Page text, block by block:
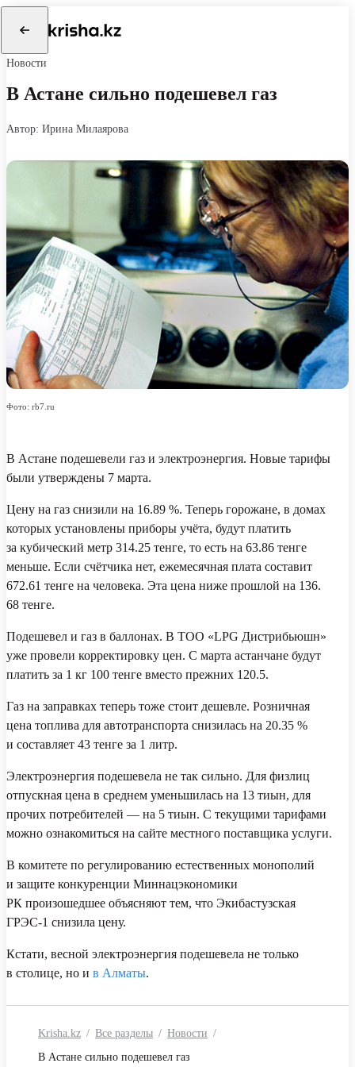
Новости
В Астане сильно подешевел газ
автор: Ирина Милаярова
Фото: rb7.ru
В Астане подешевели газ и электроэнергия. Новые тарифы
были утверждены 7 марта.
Цену на газ снизили на 16.89 %. Теперь горожане, в домах
которых установлены приборы учёта, будут платить
за кубический метр 314.25 тенге, то есть на 63.86 тенге
меньше. Если счётчика нет, ежемесячная плата составит
672.61 тенге на человека. Эта цена ниже прошлой на 136.
68 тенге.
Подешевел и газ в баллонах. В ТОО «LPG Дистрибьюшн»
уже провели корректировку цен. С марта астанчане будут
платить за 1 кг 100 тенге вместо прежних 120.5.
Газ на заправках теперь тоже стоит дешевле. Розничная
цена топлива для автотранспорта снизилась на 20.35 %
и составляет 43 тенге за 1 литр.
Электроэнергия подешевела не так сильно. Для физлиц
отпускная цена в среднем уменьшилась на 13 тиын, для
прочих потребителей — на 5 тиын. С текущими тарифами
можно ознакомиться на сайте местного поставщика услуги.
В комитете по регулированию естественных монополий
и защите конкуренции Миннацэкономики
РК произошедшее объясняют тем, что Экибастузская
ГРЭС-1 снизила цену.
Кстати, весной электроэнергия подешевела не только
в столице, но и в Алматы.
Krisha.kz Все разделы
Новости
В Астане сильно подешевел газ